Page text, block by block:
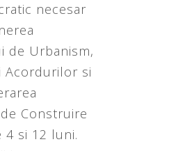
necesar
de Urbanism,
Acordurilor si
Construire
4 si 12 luni.